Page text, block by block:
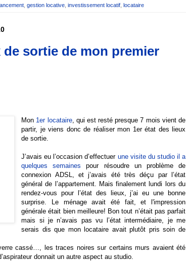
gestion locative investissement locatif locataire
de sortie de mon premier
Mon 1er locataire, qui est resté presque 7 mois vient de
partir, je viens donc de réaliser mon 1er état des lieux
de sortie.
J’avais eu l’occasion d’effectuer une visite du studio il a
quelques semaines pour résoudre un problème de
connexion ADSL, et j’avais été très déçu par l’état
général de l’appartement. Mais finalement lundi lors du
rendez-vous pour l’état des lieux, j’ai eu une bonne
surprise. Le ménage avait été fait, et l'impression
générale était bien meilleure! Bon tout n’était pas parfait
mais si je n’avais pas vu l’état intermédiaire, je me
serais dis que mon locataire avait plutôt pris soin de
cassé…, les traces noires sur certains murs avaient été
donnait un autre aspect au studio.